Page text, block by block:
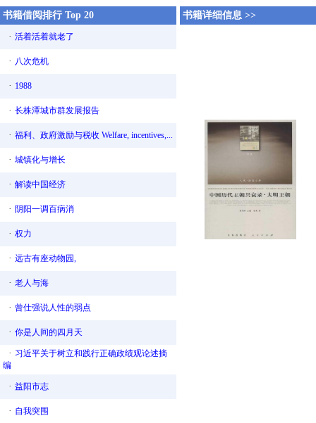
书籍借阅排行 Top 20
· 活着活着就老了
· 八次危机
· 1988
· 长株潭城市群发展报告
· 福利、政府激励与税收 Welfare, incentives,...
· 城镇化与增长
· 解读中国经济
· 阴阳一调百病消
· 权力
· 远古有座动物园,
· 老人与海
· 曾仕强说人性的弱点
· 你是人间的四月天
· 习近平关于树立和践行正确政绩观论述摘
编
· 益阳市志
· 自我突围
书籍详细信息 >>